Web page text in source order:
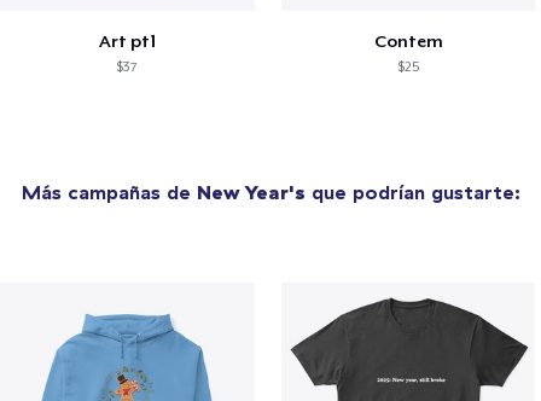
Art pt1
$37
Contem
$25
Más campañas de New Year's que podrían gustarte: